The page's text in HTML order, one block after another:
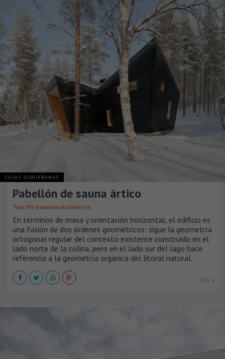
CASAS SUBURBANAS
Pabellón de sauna ártico
Toni Yli-Suvanto Architects
En términos de masa y orientación horizontal, el edificio es
una fusión de dos órdenes geométricos: sigue la geometría
ortogonal regular del contexto existente construido en el
lado norte de la colina, pero en el lado sur del lago hace
referencia a la geometría orgánica del litoral natural.
VER +